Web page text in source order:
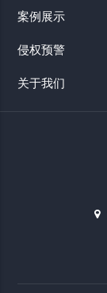
案例展示
侵权预警
关于我们